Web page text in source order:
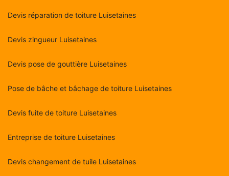
Devis réparation de toiture Luisetaines
Devis zingueur Luisetaines
Devis pose de gouttière Luisetaines
Pose de bâche et bâchage de toiture Luisetaines
Devis fuite de toiture Luisetaines
Entreprise de toiture Luisetaines
Devis changement de tuile Luisetaines